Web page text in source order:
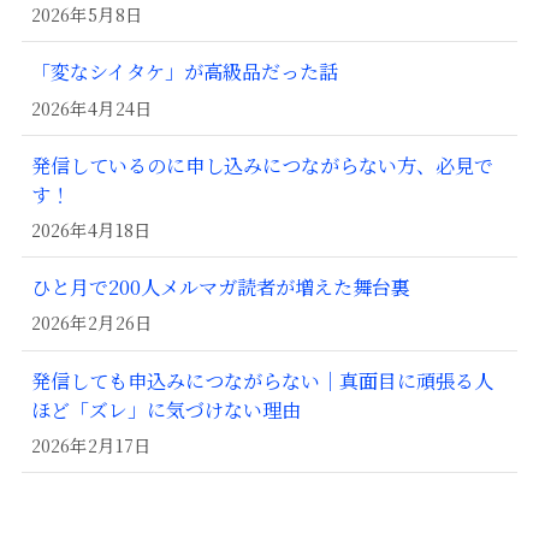
2026年5月8日
「変なシイタケ」が高級品だった話
2026年4月24日
発信しているのに申し込みにつながらない方、必見で
す！
2026年4月18日
ひと月で200人メルマガ読者が増えた舞台裏
2026年2月26日
発信しても申込みにつながらない｜真面目に頑張る人
ほど「ズレ」に気づけない理由
2026年2月17日